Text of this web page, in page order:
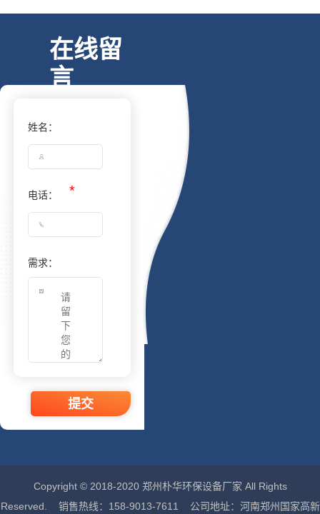
在线留
言
姓名：
电话：
需求：
提交
Copyright © 2018-2020 郑州朴华环保设备厂家 All Rights
Reserved. 销售热线：158-9013-7611 公司地址：河南郑州国家高新